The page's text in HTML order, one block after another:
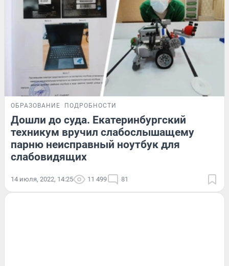
ОБРАЗОВАНИЕ ПОДРОБНОСТИ
Дошли до суда. Екатеринбургский
техникум вручил слабослышащему
парню неисправный ноутбук для
слабовидящих
14 июля, 2022, 14:25 11 499 81